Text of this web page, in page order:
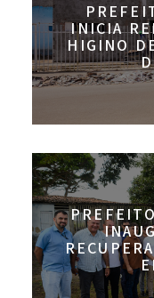
INICIA
HIGINO